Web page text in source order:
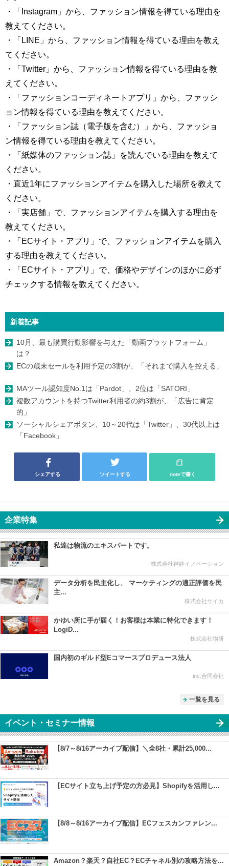
・「Instagram」から、ファッション情報を得ている理由を
教えてください。
・「LINE」から、ファッション情報を得ている理由を教え
てください。
・「Twitter」から、ファッション情報を得ている理由を教
えてください。
・「ファッションコーディネートアプリ」から、ファッシ
ョン情報を得ている理由を教えてください。
・「ファッション誌（電子版を含む）」から、ファッショ
ン情報を得ている理由を教えてください。
・「紙媒体のファッション誌」を読んでいる理由を教えて
ください。
・直近1年にファッションアイテムを購入した場所を教えて
ください。
・「実店舗」で、ファッションアイテムを購入する理由を
教えてください。
・「ECサイト・アプリ」で、ファッションアイテムを購入
する理由を教えてください。
・「ECサイト・アプリ」で、価格やデザインのほかに必ず
チェックする情報を教えてください。
新着記事
10月、最も購買行動影響を与えた「動画プラットフォーム」
は？
ECの歳末セールを利用予定の3割が、「それまで購入を控える」
MAツール認知度No.1は「Pardot」、2位は「SATORI」
複数アカウントを持つTwitter利用者の約3割が、「広告に肯定
的」
ソーシャルシェアボタン、10～20代は「Twitter」、30代以上は
「Facebook」
シェアする ツイートする noteで書く
企業特集
私達は物流のエキスパートです。
株式会社神静イノベーション
データ分析を民主化し、 マーケティングの適正評価を民
主...
株式会社サイカ
かゆい所に手が届く！お客様は本業に特化できます！
LogiD...
株式会社物研
国内初のギルド型Eコマースプロデュース法人
inc.合同会社
一覧を見る
イベント・セミナー情報
【8/7～8/16アーカイブ配信】＼全8社・累計25,000...
【ECサイト立ち上げ予定の方必見】Shopifyを活用し...
【8/8～8/16アーカイブ配信】ECフェスカンファレン...
Amazon？楽天？自社EC？ECチャネル別の攻略方法を...